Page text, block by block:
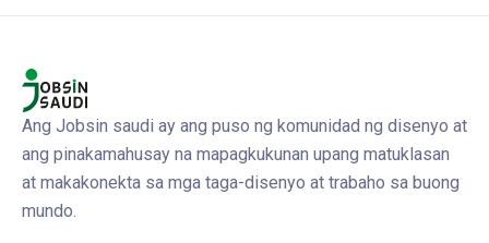
Ang Jobsin saudi ay ang puso ng komunidad ng disenyo at
ang pinakamahusay na mapagkukunan upang matuklasan
at makakonekta sa mga taga-disenyo at trabaho sa buong
mundo.